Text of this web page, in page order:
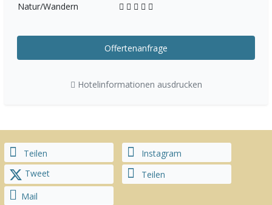
Natur/Wandern
Offertenanfrage
Hotelinformationen ausdrucken
Teilen
Instagram
Tweet
Teilen
Mail